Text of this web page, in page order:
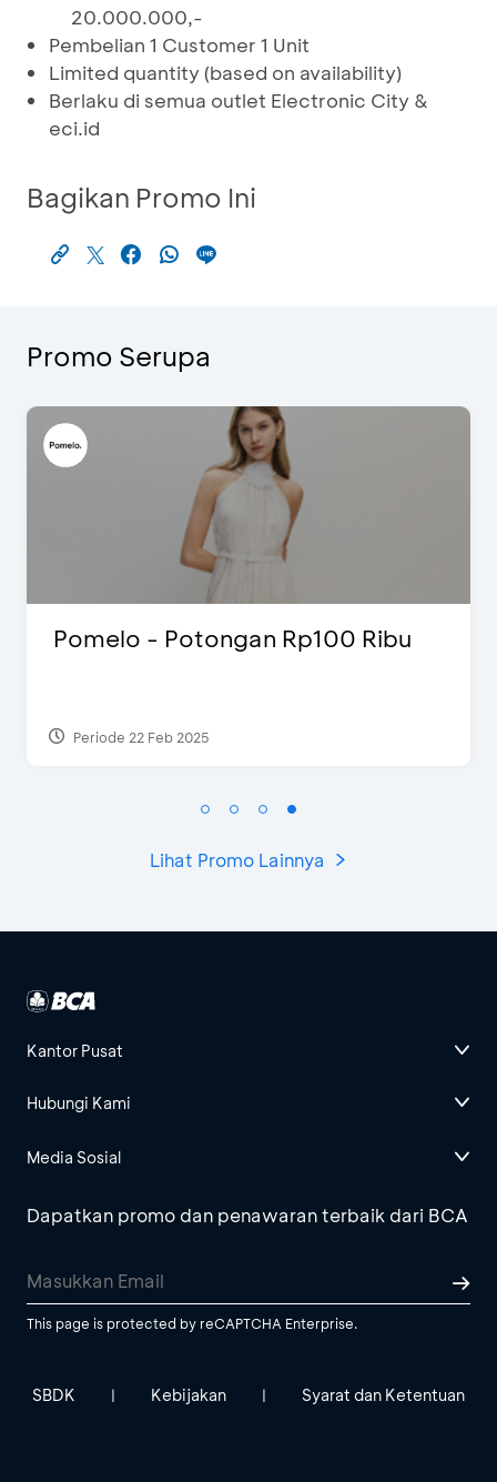
20.000.000,-
Pembelian 1 Customer 1 Unit
Limited quantity (based on availability)
Berlaku di semua outlet Electronic City &
eci.id
Bagikan Promo Ini
Promo Serupa
Pomelo - Potongan Rp100 Ribu
Periode 22 Feb 2025
Lihat Promo Lainnya
Kantor Pusat
Hubungi Kami
Media Sosial
Dapatkan promo dan penawaran terbaik dari BCA
This page is protected by reCAPTCHA Enterprise.
SBDK | Kebijakan | Syarat dan Ketentuan